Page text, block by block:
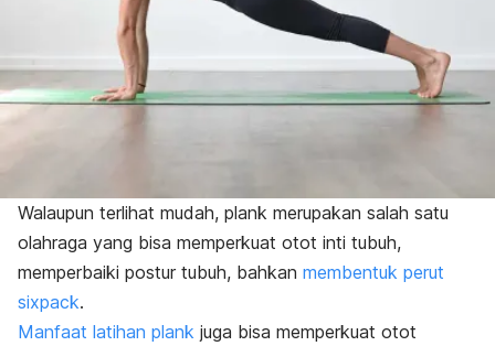
Walaupun terlihat mudah, plank merupakan salah satu
olahraga yang bisa memperkuat otot inti tubuh,
memperbaiki postur tubuh, bahkan membentuk perut
sixpack.
Manfaat latihan plank juga bisa memperkuat otot